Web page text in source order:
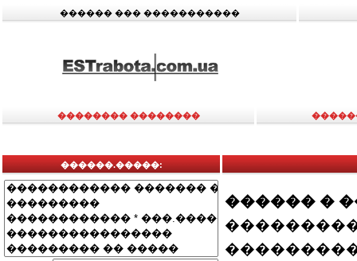
������ ��� �����������
�������� ��������
������.�����:
������ �